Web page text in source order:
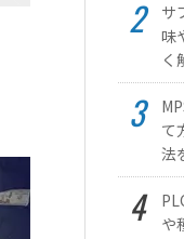
サ
味
く
て
法
や